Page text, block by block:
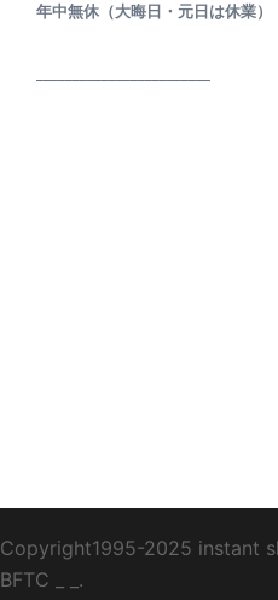
年中無休（大晦日・元日は休業）
Copyright1995-2025 instant
BFTC _ _.